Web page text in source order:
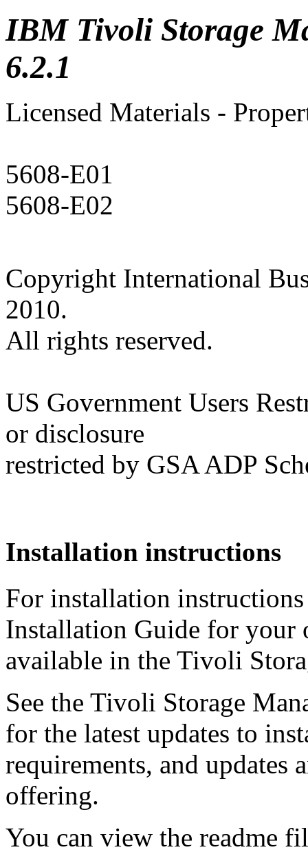
IBM Tivoli Storage
6.2.1
Licensed Materials -
5608-E01
5608-E02
Copyright International
2010.
All rights reserved.
US Government Users
or disclosure
restricted by GSA ADP
Installation instructions
For installation
Installation Guide for your
available in the Tivoli
See the Tivoli Storage
for the latest updates to
requirements, and
offering.
You can view the readme